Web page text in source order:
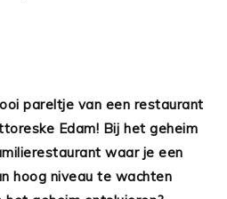
pareltje van een restaurant
Edam! Bij het geheim
waar je een
hoog niveau te wachten